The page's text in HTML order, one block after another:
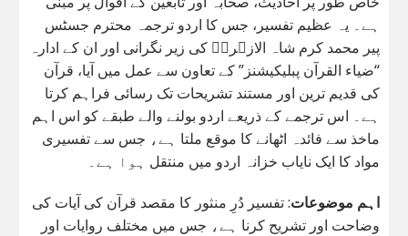
ہے۔ یہ عظیم تفسیر، جس کا اردو ترجمہ محترم جسٹس
پیر محمد کرم شاہ الازہریؒ کی زیر نگرانی اور ان کے ادارہ
“ضیاء القرآن پبلیکیشنز” کے تعاون سے عمل میں آیا، قرآن
کی قدیم ترین اور مستند تشریحات تک رسائی فراہم کرتا
ہے۔ اس ترجمے کے ذریعے اردو بولنے والے طبقے کو اس اہم
ماخذ سے فائدہ اٹھانے کا موقع ملتا ہے، جس سے تفسیری
مواد کا ایک نایاب خزانہ اردو میں منتقل ہوا ہے۔
اہم موضوعات: تفسیر دُرِ منثور کا مقصد قرآن کی آیات کی
وضاحت اور تشریح کرنا ہے، جس میں مختلف روایات اور